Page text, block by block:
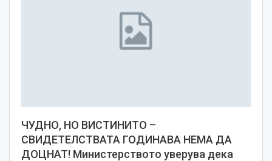
ЧУДНО, НО ВИСТИНИТО –
СВИДЕТЕЛСТВАТА ГОДИНАВА НЕМА ДА
ДОЦНАТ! Министерството уверува дека